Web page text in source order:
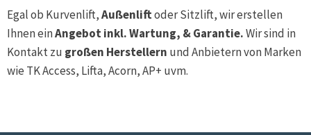
Egal ob Kurvenlift,Außenliftoder Sitzlift, wir erstellen
Ihnen einAngebot inkl. Wartung, & Garantie.Wir sind in
Kontakt zu großen Herstellern und Anbietern von Marken
wie TK Access, Lifta, Acorn, AP+ uvm.